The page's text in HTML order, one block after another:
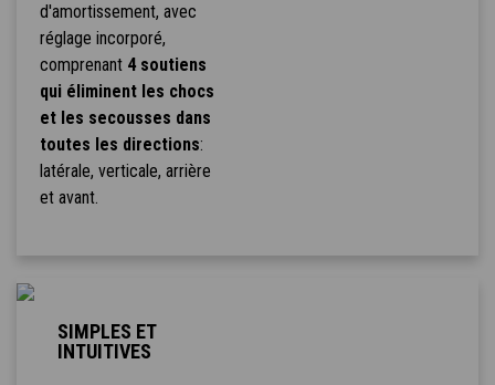
d'amortissement, avec
réglage incorporé,
comprenant 4 soutiens
qui éliminent les chocs
et les secousses dans
toutes les directions:
latérale, verticale, arrière
et avant.
SIMPLES ET
INTUITIVES